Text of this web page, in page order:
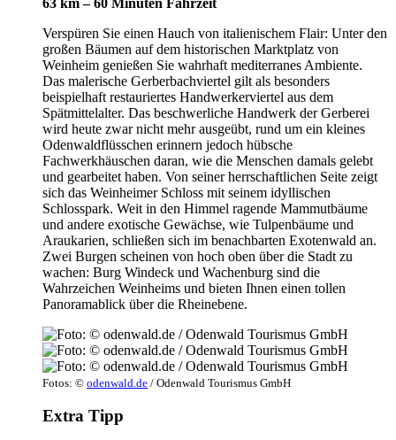
Verspüren Sie einen Hauch von italienischem Flair: Unter den
großen Bäumen auf dem historischen Marktplatz von
Weinheim genießen Sie wahrhaft mediterranes Ambiente.
Das malerische Gerberbachviertel gilt als besonders
beispielhaft restauriertes Handwerkerviertel aus dem
Spätmittelalter. Das beschwerliche Handwerk der Gerberei
wird heute zwar nicht mehr ausgeübt, rund um ein kleines
Odenwaldflüsschen erinnern jedoch hübsche
Fachwerkhäuschen daran, wie die Menschen damals gelebt
und gearbeitet haben. Von seiner herrschaftlichen Seite zeigt
sich das Weinheimer Schloss mit seinem idyllischen
Schlosspark. Weit in den Himmel ragende Mammutbäume
und andere exotische Gewächse, wie Tulpenbäume und
Araukarien, schließen sich im benachbarten Exotenwald an.
Zwei Burgen scheinen von hoch oben über die Stadt zu
wachen: Burg Windeck und Wachenburg sind die
Wahrzeichen Weinheims und bieten Ihnen einen tollen
Panoramablick über die Rheinebene.
Fotos: © odenwald.de / Odenwald Tourismus GmbH
Extra Tipp